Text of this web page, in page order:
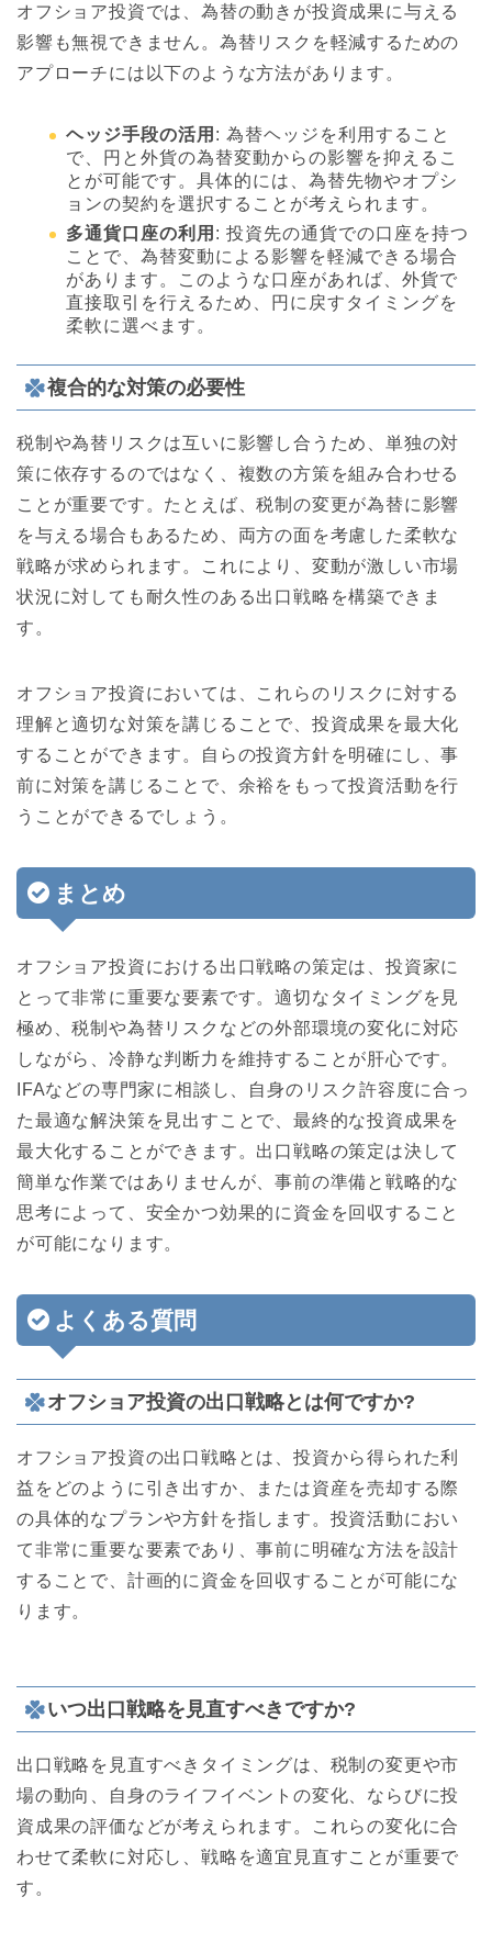
オフショア投資では、為替の動きが投資成果に与える
影響も無視できません。為替リスクを軽減するための
アプローチには以下のような方法があります。
ヘッジ手段の活用 : 為替ヘッジを利用すること
で、円と外貨の為替変動からの影響を抑えるこ
とが可能です。具体的には、為替先物やオプシ
ョンの契約を選択することが考えられます。
多通貨口座の利用 : 投資先の通貨での口座を持つ
ことで、為替変動による影響を軽減できる場合
があります。このような口座があれば、外貨で
直接取引を行えるため、円に戻すタイミングを
柔軟に選べます。
複合的な対策の必要性
税制や為替リスクは互いに影響し合うため、単独の対
策に依存するのではなく、複数の方策を組み合わせる
ことが重要です。たとえば、税制の変更が為替に影響
を与える場合もあるため、両方の面を考慮した柔軟な
戦略が求められます。これにより、変動が激しい市場
状況に対しても耐久性のある出口戦略を構築できま
す。
オフショア投資においては、これらのリスクに対する
理解と適切な対策を講じることで、投資成果を最大化
することができます。自らの投資方針を明確にし、事
前に対策を講じることで、余裕をもって投資活動を行
うことができるでしょう。
まとめ
オフショア投資における出口戦略の策定は、投資家に
とって非常に重要な要素です。適切なタイミングを見
極め、税制や為替リスクなどの外部環境の変化に対応
しながら、冷静な判断力を維持することが肝心です。
IFAなどの専門家に相談し、自身のリスク許容度に合っ
た最適な解決策を見出すことで、最終的な投資成果を
最大化することができます。出口戦略の策定は決して
簡単な作業ではありませんが、事前の準備と戦略的な
思考によって、安全かつ効果的に資金を回収すること
が可能になります。
よくある質問
オフショア投資の出口戦略とは何ですか?
オフショア投資の出口戦略とは、投資から得られた利
益をどのように引き出すか、または資産を売却する際
の具体的なプランや方針を指します。投資活動におい
て非常に重要な要素であり、事前に明確な方法を設計
することで、計画的に資金を回収することが可能にな
ります。
いつ出口戦略を見直すべきですか?
出口戦略を見直すべきタイミングは、税制の変更や市
場の動向、自身のライフイベントの変化、ならびに投
資成果の評価などが考えられます。これらの変化に合
わせて柔軟に対応し、戦略を適宜見直すことが重要で
す。